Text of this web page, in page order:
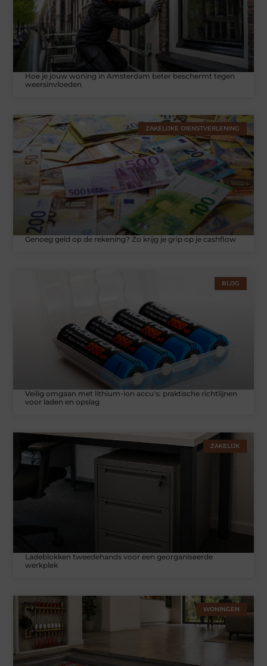
Hoe je jouw woning in Amsterdam beter beschermt tegen
weersinvloeden
ZAKELIJKE DIENSTVERLENING
Genoeg geld op de rekening? Zo krijg je grip op je cashflow
BLOG
Veilig omgaan met lithium-ion accu's: praktische richtlijnen
voor laden en opslag
ZAKELIJK
Ladeblokken tweedehands voor een georganiseerde
werkplek
WONINGEN